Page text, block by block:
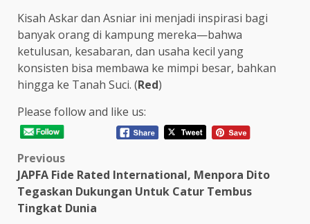
Kisah Askar dan Asniar ini menjadi inspirasi bagi
banyak orang di kampung mereka—bahwa
ketulusan, kesabaran, dan usaha kecil yang
konsisten bisa membawa ke mimpi besar, bahkan
hingga ke Tanah Suci. (Red)
Please follow and like us:
Post
navigation
Previous
JAPFA Fide Rated International, Menpora Dito
Tegaskan Dukungan Untuk Catur Tembus
Tingkat Dunia